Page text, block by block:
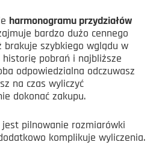
harmonogramu przydziałów
bardzo dużo cennego
brakuje szybkiego wglądu w
pobrań i najbliższe
odpowiedzialna odczuwasz
na czas wyliczyć
dokonać zakupu.
pilnowanie rozmiarówki
komplikuje wyliczenia.